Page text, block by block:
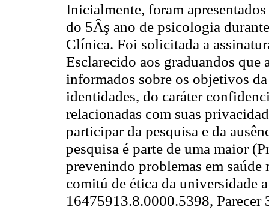
Inicialmente, foram
do 5Âş ano de psicologia
Clínica. Foi solicitada a
Esclarecido aos graduandos que
informados sobre os objetivos
identidades, do caráter
relacionadas com suas
participar da pesquisa e da
pesquisa é parte de uma maior
prevenindo problemas em saúde
comitú de ética da universidade
16475913.8.0000.5398,